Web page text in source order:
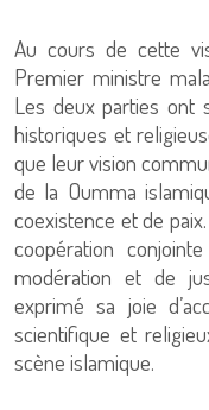
Au cours de cette
Premier ministre
Les deux parties ont
historiques et
que leur vision
de la Oumma
coexistence et de
coopération
modération et de
exprimé sa joie
scientifique et
scène islamique.